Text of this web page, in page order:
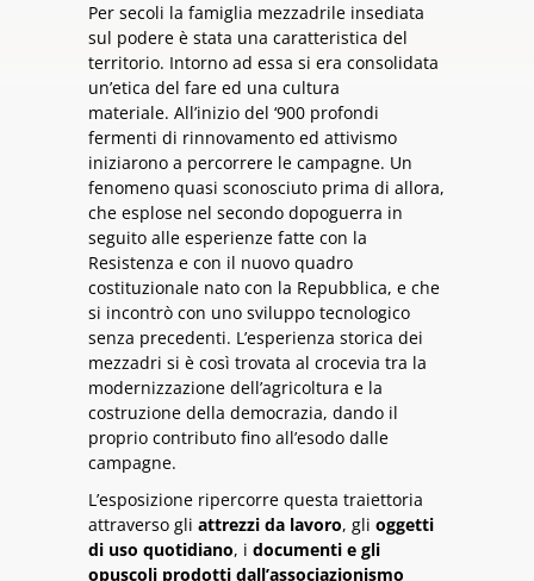
Per secoli la famiglia mezzadrile insediata
sul podere è stata una caratteristica del
territorio. Intorno ad essa si era consolidata
un’etica del fare ed una cultura
materiale. All’inizio del ‘900 profondi
fermenti di rinnovamento ed attivismo
iniziarono a percorrere le campagne. Un
fenomeno quasi sconosciuto prima di allora,
che esplose nel secondo dopoguerra in
seguito alle esperienze fatte con la
Resistenza e con il nuovo quadro
costituzionale nato con la Repubblica, e che
si incontrò con uno sviluppo tecnologico
senza precedenti. L’esperienza storica dei
mezzadri si è così trovata al crocevia tra la
modernizzazione dell’agricoltura e la
costruzione della democrazia, dando il
proprio contributo fino all’esodo dalle
campagne.
L’esposizione ripercorre questa traiettoria
attraverso gli attrezzi da lavoro, gli oggetti
di uso quotidiano, i documenti e gli
opuscoli prodotti dall’associazionismo